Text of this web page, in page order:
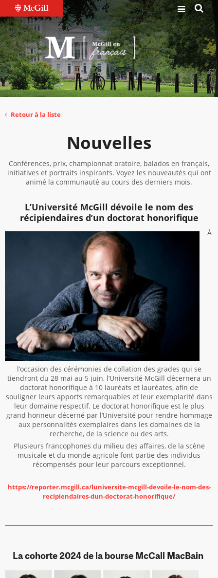
Retour à la liste
Nouvelles
Conférences, prix, championnat oratoire, balados en français,
initiatives et portraits inspirants. Voyez les nouveautés qui ont
animé la communauté au cours des derniers mois.
L’Université McGill dévoile le nom des
récipiendaires d’un doctorat honorifique
À
l’occasion des cérémonies de collation des grades qui se
tiendront du 28 mai au 5 juin, l’Université McGill décernera un
doctorat honorifique à 10 lauréats et lauréates, afin de
souligner leurs apports remarquables et leur exemplarité dans
leur domaine respectif. Le doctorat honorifique est le plus
grand honneur décerné par l’Université pour rendre hommage
aux personnalités exemplaires dans les domaines de la
recherche, de la science ou des arts.
Plusieurs francophones du milieu des affaires, de la scène
musicale et du monde agricole font partie des individus
récompensés pour leur parcours exceptionnel.
https://reporter.mcgill.ca/luniversite-mcgill-devoile-le-nom-des-
recipiendaires-dun-doctorat-honorifique/
La cohorte 2024 de la bourse McCall MacBain